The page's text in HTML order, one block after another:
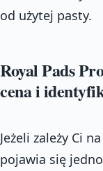
od użytej pasty.
Royal Pads
cena i
Jeżeli zależy Ci
pojawia się